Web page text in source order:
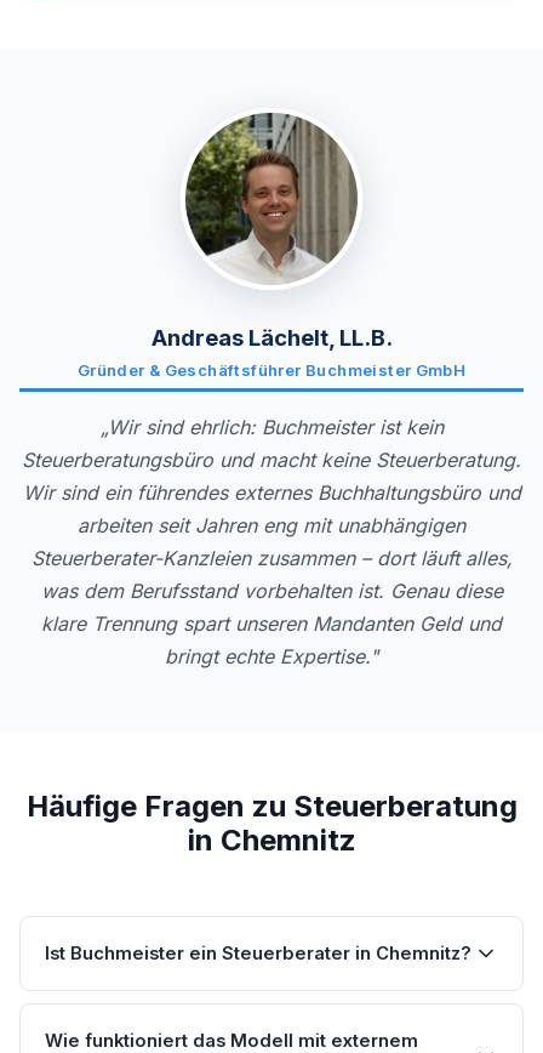
Andreas Lächelt, LL.B.
Gründer & Geschäftsführer Buchmeister GmbH
„Wir sind ehrlich: Buchmeister ist kein
Steuerberatungsbüro und macht keine Steuerberatung.
Wir sind ein führendes externes Buchhaltungsbüro und
arbeiten seit Jahren eng mit unabhängigen
Steuerberater-Kanzleien zusammen – dort läuft alles,
was dem Berufsstand vorbehalten ist. Genau diese
klare Trennung spart unseren Mandanten Geld und
bringt echte Expertise."
Häufige Fragen zu Steuerberatung
in Chemnitz
Ist Buchmeister ein Steuerberater in Chemnitz?
Wie funktioniert das Modell mit externem